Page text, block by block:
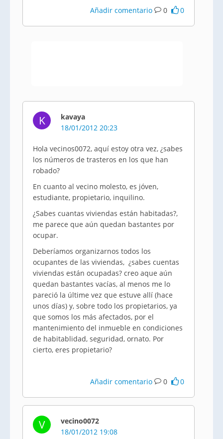
Añadir comentario 0 0
K
kavaya
18/01/2012 20:23
Hola vecinos0072, aquí estoy otra vez, ¿sabes
los números de trasteros en los que han
robado?
En cuanto al vecino molesto, es jóven,
estudiante, propietario, inquilino.
¿Sabes cuantas viviendas están habitadas?,
me parece que aún quedan bastantes por
ocupar.
Deberíamos organizarnos todos los
ocupantes de las viviendas, ¿sabes cuentas
viviendas están ocupadas? creo aque aún
quedan bastantes vacías, al menos me lo
pareció la últime vez que estuve allí (hace
unos días) y, sobre todo los propietarios, ya
que somos los más afectados, por el
mantenimiento del inmueble en condiciones
de habitablidad, seguridad, ornato. Por
cierto, eres propietario?
Añadir comentario 0 0
V
vecino0072
18/01/2012 19:08